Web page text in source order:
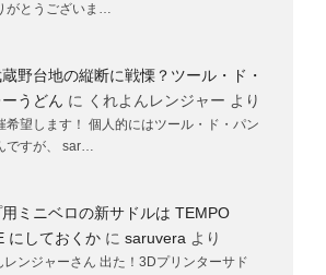
がとうございま…
野台地の縦断に戦慄？ツール・ド・
うどん に くれよんレンジャー より
希望します！ 個人的にはツール・ド・パン
ですが、 sar…
ミニベロの新サドルは TEMPO
にしておくかに saruvera より
レンジャーさん 出た！3Dプリンターサド